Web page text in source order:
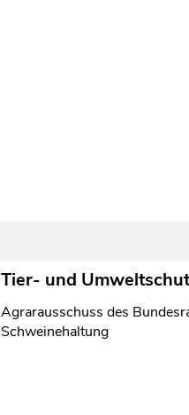
Tier- und
Agrarausschuss des
Schweinehaltung